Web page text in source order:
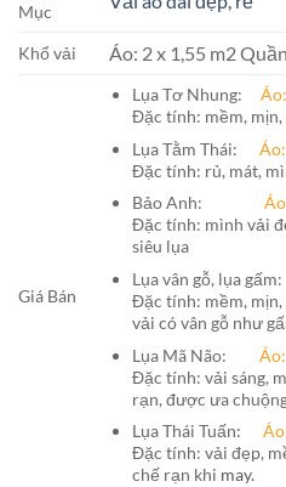
Mục
Khổ vải Áo: 2 x 1,55 m2
Giá Bán
Lụa Tơ Nhung:
Đặc tính: mềm, mịn,
Lụa Tằm Thái:
Đặc tính: rủ, mát,
Bảo Anh:
Đặc tính: mình vải
siêu lụa
Lụa vân gỗ, lụa gấm:
Đặc tính: mềm, mịn,
vải có vân gỗ như
Lụa Mã Não:
Đặc tính: vải sáng,
rạn, được ưa
Lụa Thái Tuấn:
Đặc tính: vải đẹp,
chế rạn khi may.